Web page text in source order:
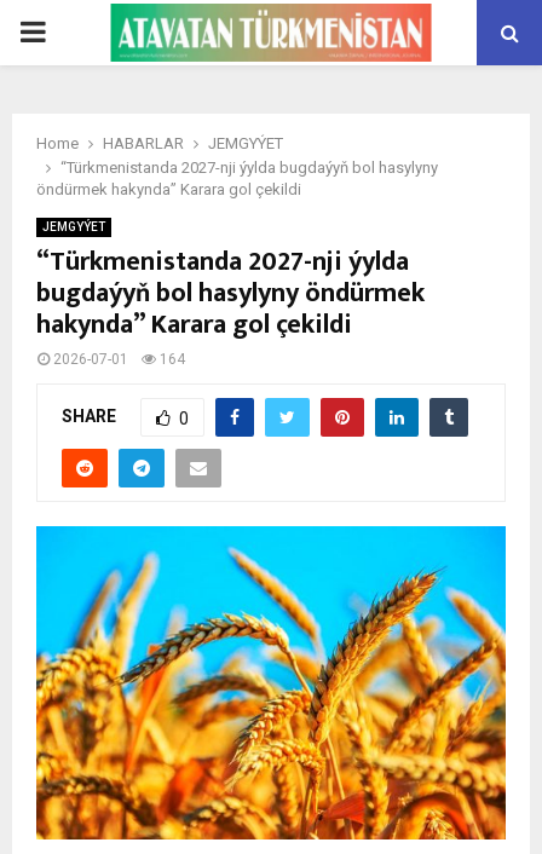
PRIMARY
Home HABARLAR
JEMGYÝET
“Türkmenistanda 2027-nji ýylda bugdaýyň bol hasylyny
öndürmek hakynda” Karara gol çekildi
JEMGYÝET
“Türkmenistanda 2027-nji ýylda
bugdaýyň bol hasylyny öndürmek
hakynda” Karara gol çekildi
2026-07-01 164
SHARE 0